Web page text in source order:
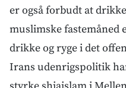
er også forbudt at
muslimske fastemåned
drikke og ryge i det
Irans udenrigspolitik